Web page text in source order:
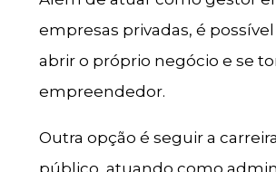
empresas privadas, é
abrir o próprio negócio e se
empreendedor.
Outra opção é seguir a